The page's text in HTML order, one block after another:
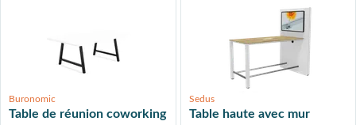
Buronomic
Table de réunion coworking
Sedus
Table haute avec mur